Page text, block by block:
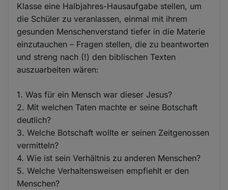
Klasse eine Halbjahres-Hausaufgabe stellen, um
die Schüler zu veranlassen, einmal mit ihrem
gesunden Menschenverstand tiefer in die Materie
einzutauchen – Fragen stellen, die zu beantworten
und streng nach (!) den biblischen Texten
auszuarbeiten wären:
1. Was für ein Mensch war dieser Jesus?
2. Mit welchen Taten machte er seine Botschaft
deutlich?
3. Welche Botschaft wollte er seinen Zeitgenossen
vermitteln?
4. Wie ist sein Verhältnis zu anderen Menschen?
5. Welche Verhaltensweisen empfiehlt er den
Menschen?